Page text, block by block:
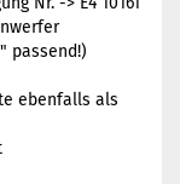
passend!)
ebenfalls als